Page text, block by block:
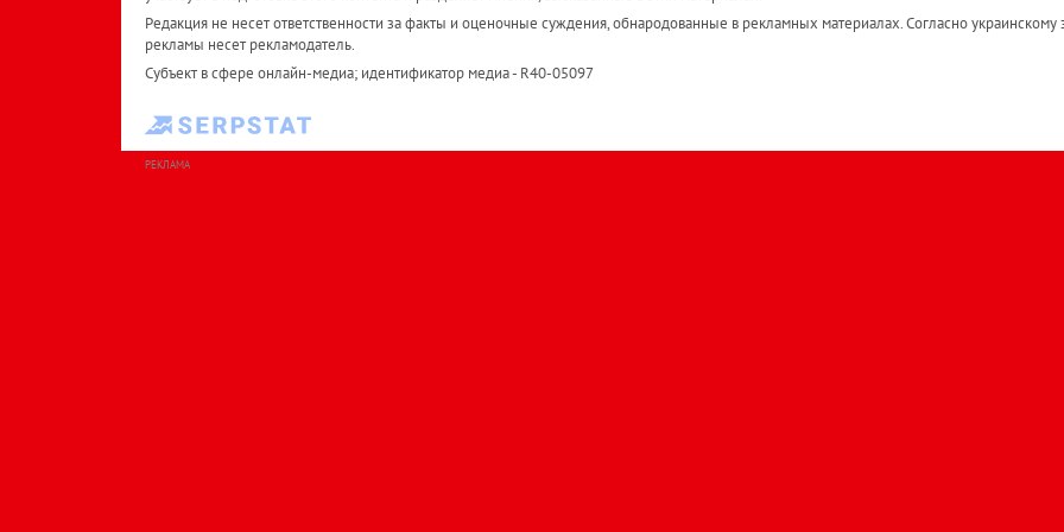
Редакция не несет ответственности за факты и оценочные суждения, обнародованные в рекламных материалах. Согласно украинскому
рекламы несет рекламодатель.
Субъект в сфере онлайн-медиа; идентификатор медиа - R40-05097
РЕКЛАМА